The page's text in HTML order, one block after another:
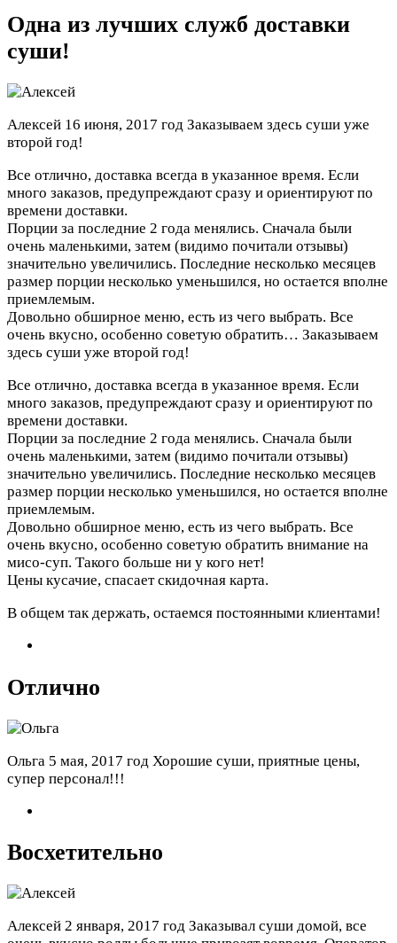
Одна из лучших служб доставки
суши!
Алексей 16 июня, 2017 год Заказываем здесь суши уже
второй год!
Все отлично, доставка всегда в указанное время. Если
много заказов, предупреждают сразу и ориентируют по
времени доставки.
Порции за последние 2 года менялись. Сначала были
очень маленькими, затем (видимо почитали отзывы)
значительно увеличились. Последние несколько месяцев
размер порции несколько уменьшился, но остается вполне
приемлемым.
Довольно обширное меню, есть из чего выбрать. Все
очень вкусно, особенно советую обратить… Заказываем
здесь суши уже второй год!
Все отлично, доставка всегда в указанное время. Если
много заказов, предупреждают сразу и ориентируют по
времени доставки.
Порции за последние 2 года менялись. Сначала были
очень маленькими, затем (видимо почитали отзывы)
значительно увеличились. Последние несколько месяцев
размер порции несколько уменьшился, но остается вполне
приемлемым.
Довольно обширное меню, есть из чего выбрать. Все
очень вкусно, особенно советую обратить внимание на
мисо-суп. Такого больше ни у кого нет!
Цены кусачие, спасает скидочная карта.
В общем так держать, остаемся постоянными клиентами!
Отлично
Ольга 5 мая, 2017 год Хорошие суши, приятные цены,
супер персонал!!!
Восхетительно
Алексей 2 января, 2017 год Заказывал суши домой, все